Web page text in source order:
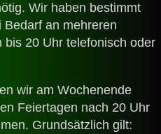
Wir haben bestimmt
an mehreren
bis 20 Uhr telefonisch oder
wir am Wochenende
Feiertagen nach 20 Uhr
Grundsätzlich gilt: